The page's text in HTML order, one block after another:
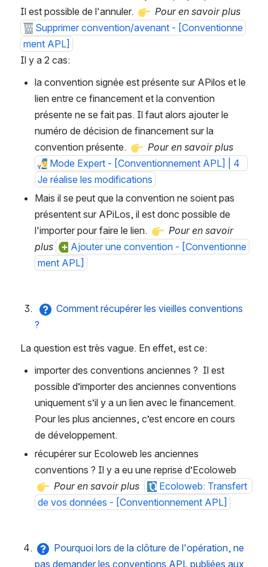
Il est possible de l'annuler.
Pour en savoir plus
Supprimer convention/avenant - [Conventionne
ment APL]
Il y a 2 cas:
la convention signée est présente sur APilos et le
lien entre ce financement et la convention
présente ne se fait pas. Il faut alors ajouter le
numéro de décision de financement sur la
convention présente.
Pour en savoir plus
Mode Expert - [Conventionnement APL] | 4
Je réalise les modifications
Mais il se peut que la convention ne soient pas
présentent sur APiLos, il est donc possible de
l'importer pour faire le lien.
Pour en savoir
plus
Ajouter une convention - [Conventionne
ment APL]
Comment récupérer les vieilles conventions
?
La question est très vague. En effet, est ce:
importer des conventions anciennes ?  Il est
possible d’importer des anciennes conventions
uniquement s’il y a un lien avec le financement.
Pour les plus anciennes, c’est encore en cours
de développement.
récupérer sur Ecoloweb les anciennes
conventions ? Il y a eu une reprise d’Ecoloweb
Pour en savoir plus
Ecoloweb: Transfert
de vos données - [Conventionnement APL]
Pourquoi lors de la clôture de l'opération, ne
pas demander les conventions APL publiées aux